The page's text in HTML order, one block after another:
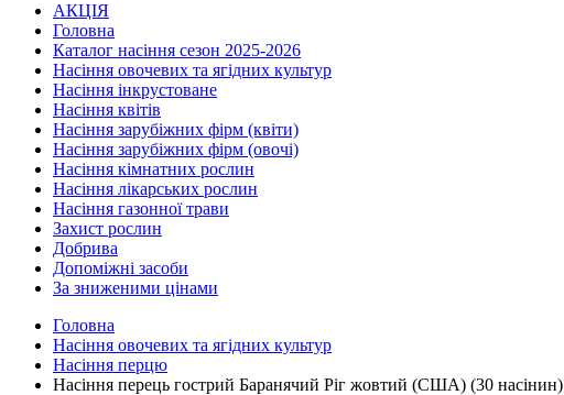
АКЦІЯ
Головна
Каталог насіння сезон 2025-2026
Насіння овочевих та ягідних культур
Насіння інкрустоване
Насіння квітів
Насіння зарубіжних фірм (квіти)
Насіння зарубіжних фірм (овочі)
Насіння кімнатних рослин
Насіння лікарських рослин
Насіння газонної трави
Захист рослин
Добрива
Допоміжні засоби
За зниженими цінами
Головна
Насіння овочевих та ягідних культур
Насіння перцю
Насіння перець гострий Баранячий Ріг жовтий (США) (30 насінин)